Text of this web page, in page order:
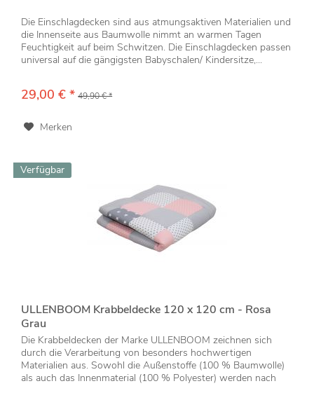
Die Einschlagdecken sind aus atmungsaktiven Materialien und
die Innenseite aus Baumwolle nimmt an warmen Tagen
Feuchtigkeit auf beim Schwitzen. Die Einschlagdecken passen
universal auf die gängigsten Babyschalen/ Kindersitze,...
29,00 € * 49,90 € *
Merken
Verfügbar
ULLENBOOM Krabbeldecke 120 x 120 cm - Rosa
Grau
Die Krabbeldecken der Marke ULLENBOOM zeichnen sich
durch die Verarbeitung von besonders hochwertigen
Materialien aus. Sowohl die Außenstoffe (100 % Baumwolle)
als auch das Innenmaterial (100 % Polyester) werden nach